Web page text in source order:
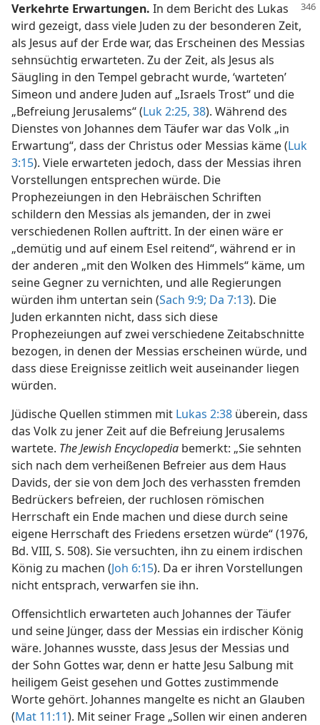
Verkehrte Erwartungen. In dem Bericht des Lukas
wird gezeigt, dass viele Juden zu der besonderen Zeit,
als Jesus auf der Erde war, das Erscheinen des Messias
sehnsüchtig erwarteten. Zu der Zeit, als Jesus als
Säugling in den Tempel gebracht wurde, ‘warteten’
Simeon und andere Juden auf „Israels Trost“ und die
„Befreiung Jerusalems“ (Luk 2:25, 38). Während des
Dienstes von Johannes dem Täufer war das Volk „in
Erwartung“, dass der Christus oder Messias käme (Luk
3:15). Viele erwarteten jedoch, dass der Messias ihren
Vorstellungen entsprechen würde. Die
Prophezeiungen in den Hebräischen Schriften
schildern den Messias als jemanden, der in zwei
verschiedenen Rollen auftritt. In der einen wäre er
„demütig und auf einem Esel reitend“, während er in
der anderen „mit den Wolken des Himmels“ käme, um
seine Gegner zu vernichten, und alle Regierungen
würden ihm untertan sein (Sach 9:9; Da 7:13). Die
Juden erkannten nicht, dass sich diese
Prophezeiungen auf zwei verschiedene Zeitabschnitte
bezogen, in denen der Messias erscheinen würde, und
dass diese Ereignisse zeitlich weit auseinander liegen
würden.
Jüdische Quellen stimmen mit Lukas 2:38 überein, dass
das Volk zu jener Zeit auf die Befreiung Jerusalems
wartete. The Jewish Encyclopedia bemerkt: „Sie sehnten
sich nach dem verheißenen Befreier aus dem Haus
Davids, der sie von dem Joch des verhassten fremden
Bedrückers befreien, der ruchlosen römischen
Herrschaft ein Ende machen und diese durch seine
eigene Herrschaft des Friedens ersetzen würde“ (1976,
Bd. VIII, S. 508). Sie versuchten, ihn zu einem irdischen
König zu machen (Joh 6:15). Da er ihren Vorstellungen
nicht entsprach, verwarfen sie ihn.
Offensichtlich erwarteten auch Johannes der Täufer
und seine Jünger, dass der Messias ein irdischer König
wäre. Johannes wusste, dass Jesus der Messias und
der Sohn Gottes war, denn er hatte Jesu Salbung mit
heiligem Geist gesehen und Gottes zustimmende
Worte gehört. Johannes mangelte es nicht an Glauben
(Mat 11:11). Mit seiner Frage „Sollen wir einen anderen